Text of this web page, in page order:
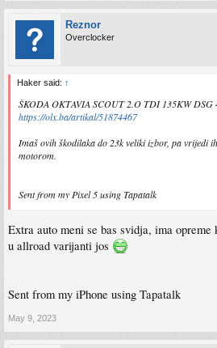
Reznor
Overclocker
Haker said: ↑
ŠKODA OKTAVIA SCOUT 2.O TDI 135KW
https://olx.ba/artikal/51874467
Imaš ovih škodilaka do 23k veliki izbor, pa vrijedi
motorom.
Sent from my Pixel 5 using Tapatalk
Extra auto meni se bas svidja, ima
u allroad varijanti jos
Sent from my iPhone using Tapatalk
May 9, 2023